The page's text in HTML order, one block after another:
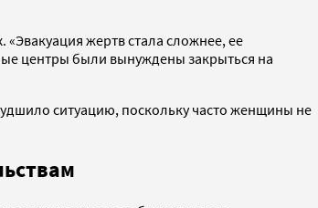
жертв стала сложнее, ее
центры были вынуждены закрыться на
ситуацию, поскольку часто женщины не